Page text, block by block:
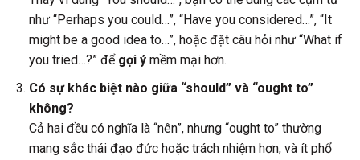
như “Perhaps you could…”, “Have you considered…”, “It
might be a good idea to…”, hoặc đặt câu hỏi như “What if
you tried…?” để gợi ýmềm mại hơn.
Có sự khác biệt nào giữa “should” và “ought to”
không?
Cả hai đều có nghĩa là “nên”, nhưng “ought to” thường
mang sắc thái đạo đức hoặc trách nhiệm hơn, và ít phổ